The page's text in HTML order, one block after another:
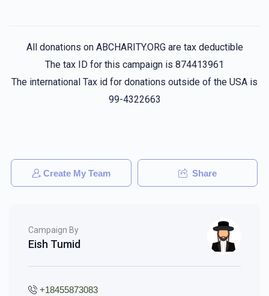
All donations on ABCHARITY.ORG are tax deductible
The tax ID for this campaign is 874413961
The international Tax id for donations outside of the USA is
99-4322663
Create My Team Share
Campaign By
Eish Tumid
+18455873083